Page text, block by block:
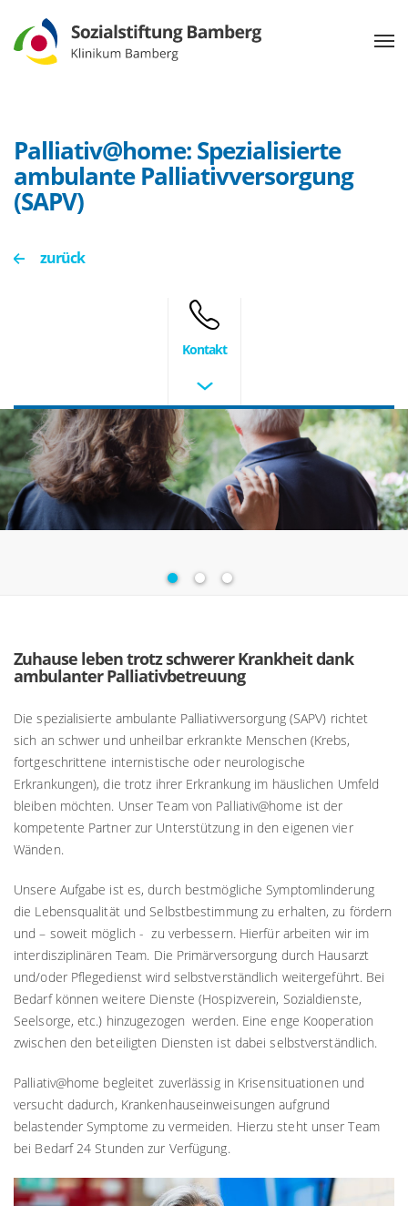
Palliativ@home: Spezialisierte
ambulante Palliativversorgung
(SAPV)
zurück
Kontakt
Zuhause leben trotz schwerer Krankheit dank
ambulanter Palliativbetreuung
Die spezialisierte ambulante Palliativversorgung (SAPV) richtet
sich an schwer und unheilbar erkrankte Menschen (Krebs,
fortgeschrittene internistische oder neurologische
Erkrankungen), die trotz ihrer Erkrankung im häuslichen Umfeld
bleiben möchten. Unser Team von Palliativ@home ist der
kompetente Partner zur Unterstützung in den eigenen vier
Wänden.
Unsere Aufgabe ist es, durch bestmögliche Symptomlinderung
die Lebensqualität und Selbstbestimmung zu erhalten, zu fördern
und – soweit möglich - zu verbessern. Hierfür arbeiten wir im
interdisziplinären Team. Die Primärversorgung durch Hausarzt
und/oder Pflegedienst wird selbstverständlich weitergeführt. Bei
Bedarf können weitere Dienste (Hospizverein, Sozialdienste,
Seelsorge, etc.) hinzugezogen werden. Eine enge Kooperation
zwischen den beteiligten Diensten ist dabei selbstverständlich.
Palliativ@home begleitet zuverlässig in Krisensituationen und
versucht dadurch, Krankenhauseinweisungen aufgrund
belastender Symptome zu vermeiden. Hierzu steht unser Team
bei Bedarf 24 Stunden zur Verfügung.